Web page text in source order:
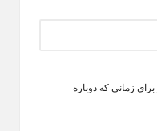
زمانی که دوباره